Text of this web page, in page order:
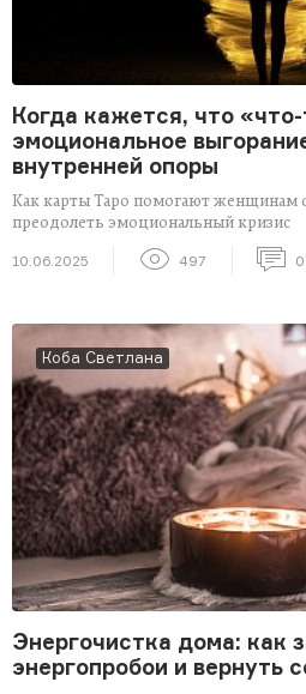
Когда кажется, что
эмоциональное
внутренней опоры
Как карты Таро помогают женщинам
преодолеть эмоциональный кризис
10.06.2025 497 0
Коба Светлана
Энергочистка дома: как
энергопробои и вернуть